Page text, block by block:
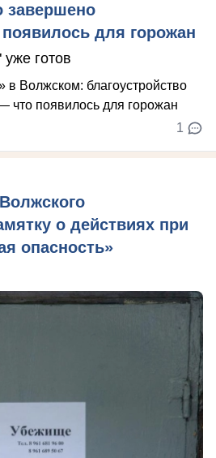
завершено
для горожан
готов
1
о действиях при
опасность»